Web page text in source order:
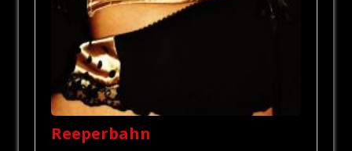
Reeperbahn